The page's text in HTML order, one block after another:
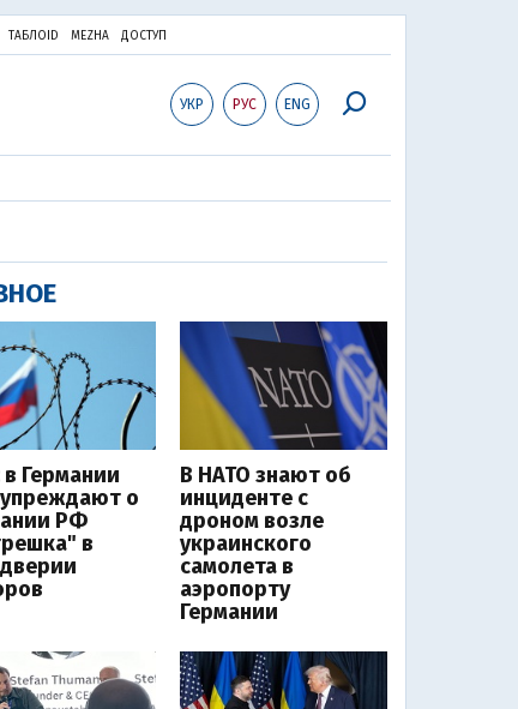
ТАБЛОID MEZHA ДОСТУП
УКР РУС ENG
Германии
о
РФ
в
В НАТО знают об
инциденте с
дроном возле
украинского
самолета в
аэропорту
Германии